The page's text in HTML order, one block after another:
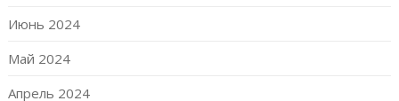
Июнь 2024
Май 2024
Апрель 2024